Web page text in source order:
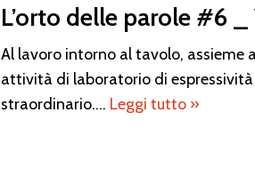
L’orto delle parole #6
Al lavoro intorno al tavolo, assieme
attività di laboratorio di espressività
straordinario.… Leggi tutto »